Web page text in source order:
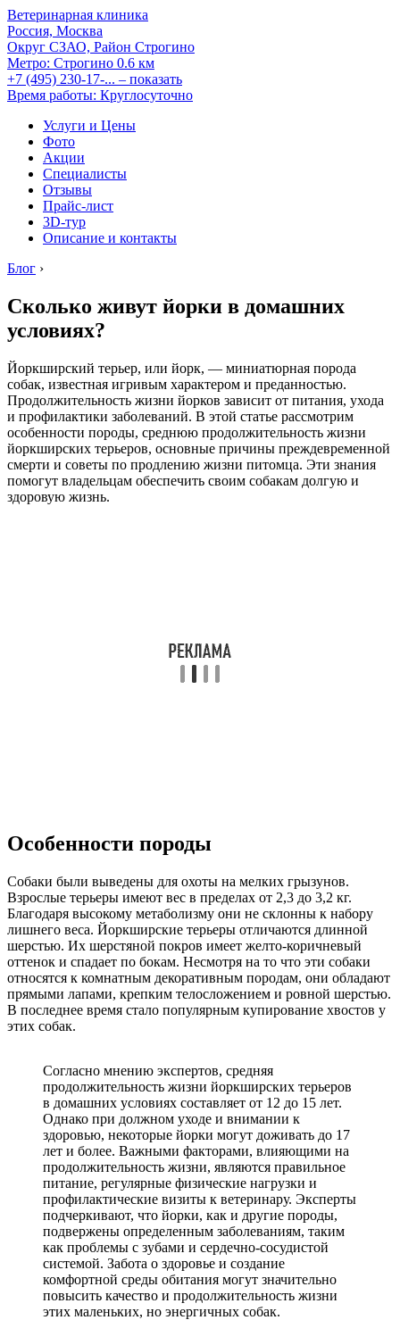
Ветеринарная клиника
Россия, Москва
Округ СЗАО, Район Строгино
Метро: Строгино 0.6 км
+7 (495) 230-17-... – показать
Время работы: Круглосуточно
Услуги и Цены
Фото
Акции
Специалисты
Отзывы
Прайс-лист
3D-тур
Описание и контакты
Блог ›
Сколько живут йорки в домашних
условиях?
Йоркширский терьер, или йорк, — миниатюрная порода
собак, известная игривым характером и преданностью.
Продолжительность жизни йорков зависит от питания, ухода
и профилактики заболеваний. В этой статье рассмотрим
особенности породы, среднюю продолжительность жизни
йоркширских терьеров, основные причины преждевременной
смерти и советы по продлению жизни питомца. Эти знания
помогут владельцам обеспечить своим собакам долгую и
здоровую жизнь.
Особенности породы
Собаки были выведены для охоты на мелких грызунов.
Взрослые терьеры имеют вес в пределах от 2,3 до 3,2 кг.
Благодаря высокому метаболизму они не склонны к набору
лишнего веса. Йоркширские терьеры отличаются длинной
шерстью. Их шерстяной покров имеет желто-коричневый
оттенок и спадает по бокам. Несмотря на то что эти собаки
относятся к комнатным декоративным породам, они обладают
прямыми лапами, крепким телосложением и ровной шерстью.
В последнее время стало популярным купирование хвостов у
этих собак.
Согласно мнению экспертов, средняя
продолжительность жизни йоркширских терьеров
в домашних условиях составляет от 12 до 15 лет.
Однако при должном уходе и внимании к
здоровью, некоторые йорки могут доживать до 17
лет и более. Важными факторами, влияющими на
продолжительность жизни, являются правильное
питание, регулярные физические нагрузки и
профилактические визиты к ветеринару. Эксперты
подчеркивают, что йорки, как и другие породы,
подвержены определенным заболеваниям, таким
как проблемы с зубами и сердечно-сосудистой
системой. Забота о здоровье и создание
комфортной среды обитания могут значительно
повысить качество и продолжительность жизни
этих маленьких, но энергичных собак.